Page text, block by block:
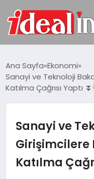
BILGISAYAR
TEKNOLOJI
Ana Sayfa Ekonomi
Sanayi ve Teknoloji
Katılma Çağrısı Yaptı
Sanayi ve
Girişimcilere
Katılma